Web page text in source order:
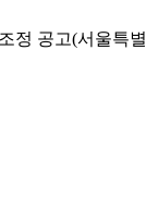
정 공고(서울특